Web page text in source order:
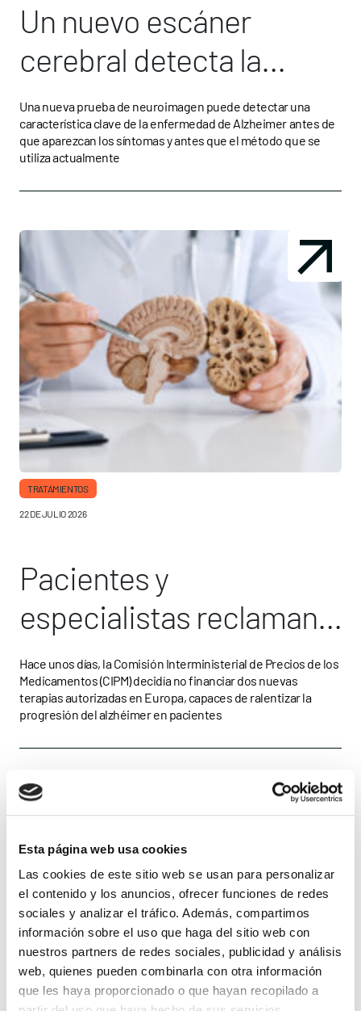
Esta página web usa cookies
Las cookies de este sitio web se usan para personalizar
el contenido y los anuncios, ofrecer funciones de redes
sociales y analizar el tráfico. Además, compartimos
información sobre el uso que haga del sitio web con
nuestros partners de redes sociales, publicidad y análisis
web, quienes pueden combinarla con otra información
que les haya proporcionado o que hayan recopilado a
Un nuevo escáner
cerebral detecta la
proteína tau del
alzhéimer antes que el
método estándar actual
Una nueva prueba de neuroimagen puede detectar una
característica clave de la enfermedad de Alzheimer antes de
que aparezcan los síntomas y antes que el método que se
utiliza actualmente
TRATAMIENTOS
22 DE JULIO 2026
Pacientes y
especialistas reclaman
que España financie las
nuevas terapias frente al
alzhéimer
Hace unos días, la Comisión Interministerial de Precios de los
Medicamentos (CIPM) decidía no financiar dos nuevas
terapias autorizadas en Europa, capaces de ralentizar la
progresión del alzhéimer en pacientes